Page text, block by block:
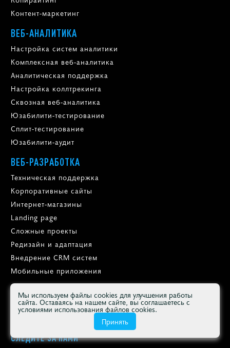
Контент-маркетинг
ВЕБ-АНАЛИТИКА
Настройка систем аналитики
Комплексная веб-аналитика
Аналитическая поддержка
Настройка коллтрекинга
Сквозная веб-аналитика
Юзабилити-тестирование
Сплит-тестирование
Юзабилити-аудит
ВЕБ-РАЗРАБОТКА
Техническая поддержка
Корпоративные сайты
Интернет-магазины
Landing page
Сложные проекты
Редизайн и адаптация
Внедрение CRM систем
Мобильные приложения
Яндекс.Метрика
74
СЛЕДИТЕ ЗА НАМИ
Мы используем файлы cookies для улучшения работы
сайта. Оставаясь на нашем сайте, вы соглашаетесь с
условиями использования файлов cookies.
Принять